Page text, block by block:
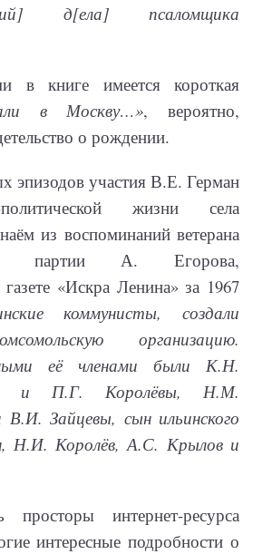
д[ела] псаломщика
в книге имеется короткая
в Москву…», вероятно,
о рождении.
эпизодов участия В.Е. Герман
жизни села
из воспоминаний ветерана
партии А. Егорова,
«Искра Ленина» за 1967
коммунисты, создали
организацию.
её членами были К.Н.
и П.Г. Королёвы, Н.М.
Зайцевы, сын ильинского
Н.И. Королёв, А.С. Крылов и
интернет-ресурса
интересные подробности о